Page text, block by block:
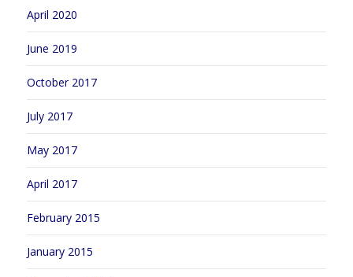
April 2020
June 2019
October 2017
July 2017
May 2017
April 2017
February 2015
January 2015